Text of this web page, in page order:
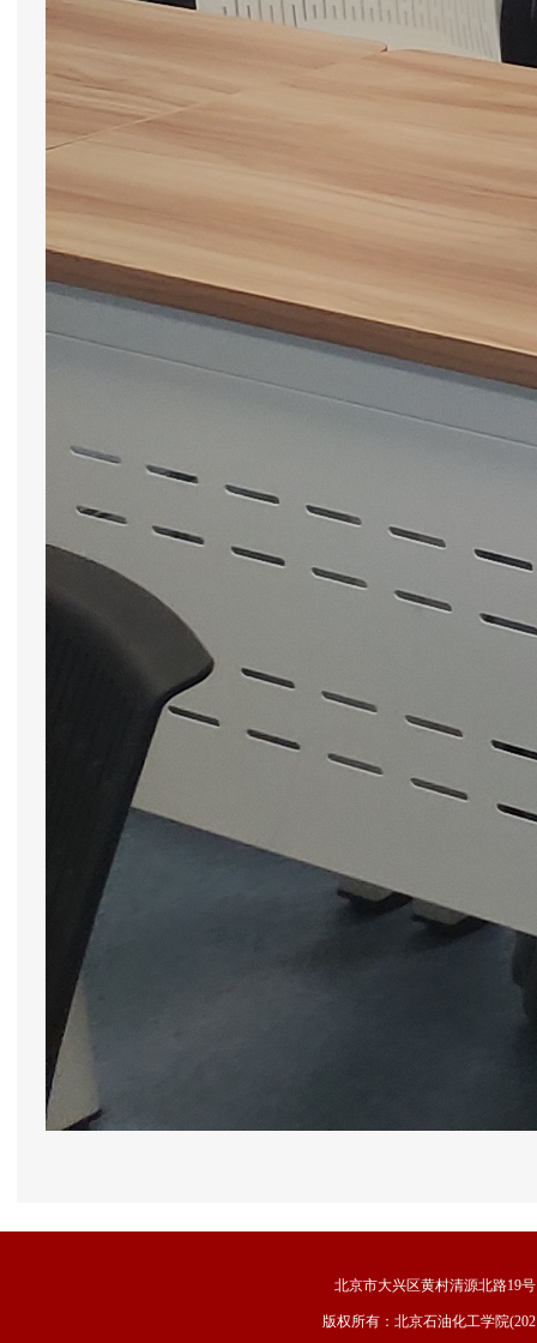
北京市大兴区黄村清源北路19号
版权所有：北京石油化工学院